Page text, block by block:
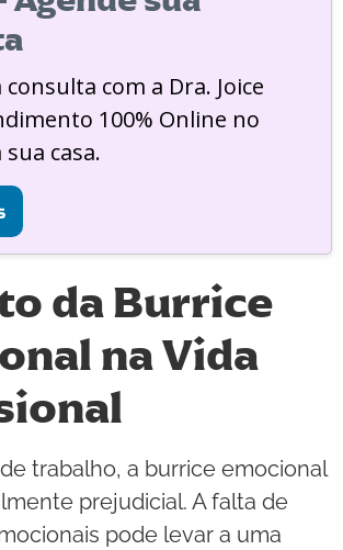
com a Dra. Joice
100% Online no
casa.
da Burrice
na Vida
trabalho, a burrice emocional
prejudicial. A falta de
pode levar a uma